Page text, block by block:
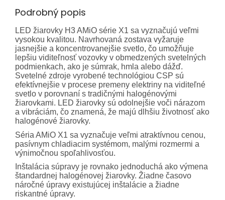
Podrobný popis
LED žiarovky H3 AMiO série X1 sa vyznačujú veľmi
vysokou kvalitou. Navrhovaná zostava vyžaruje
jasnejšie a koncentrovanejšie svetlo, čo umožňuje
lepšiu viditeľnosť vozovky v obmedzených svetelných
podmienkach, ako je súmrak, hmla alebo dážď.
Svetelné zdroje vyrobené technológiou CSP sú
efektívnejšie v procese premeny elektriny na viditeľné
svetlo v porovnaní s tradičnými halogénovými
žiarovkami. LED žiarovky sú odolnejšie voči nárazom
a vibráciám, čo znamená, že majú dlhšiu životnosť ako
halogénové žiarovky.
Séria AMiO X1 sa vyznačuje veľmi atraktívnou cenou,
pasívnym chladiacim systémom, malými rozmermi a
výnimočnou spoľahlivosťou.
Inštalácia súpravy je rovnako jednoduchá ako výmena
štandardnej halogénovej žiarovky. Žiadne časovo
náročné úpravy existujúcej inštalácie a žiadne
riskantné úpravy.